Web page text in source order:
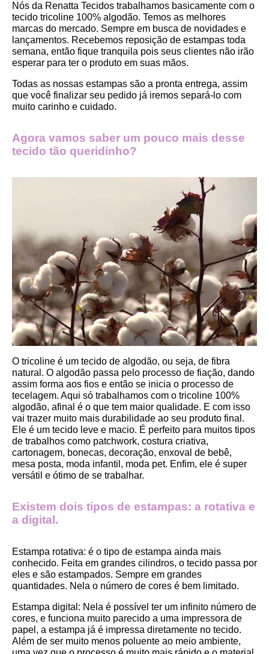
Nós da Renatta Tecidos trabalhamos basicamente com o
tecido tricoline 100% algodão. Temos as melhores
marcas do mercado. Sempre em busca de novidades e
lançamentos. Recebemos reposição de estampas toda
semana, então fique tranquila pois seus clientes não irão
esperar para ter o produto em suas mãos.
Todas as nossas estampas são a pronta entrega, assim
que você finalizar seu pedido já iremos separá-lo com
muito carinho e cuidado.
Agora vamos saber um pouco mais desse
tecido tão queridinho?
O tricoline é um tecido de algodão, ou seja, de fibra
natural. O algodão passa pelo processo de fiação, dando
assim forma aos fios e então se inicia o processo de
tecelagem. Aqui só trabalhamos com o tricoline 100%
algodão, afinal é o que tem maior qualidade. E com isso
vai trazer muito mais durabilidade ao seu produto final.
Ele é um tecido leve e macio. É perfeito para muitos tipos
de trabalhos como patchwork, costura criativa,
cartonagem, bonecas, decoração, enxoval de bebê,
mesa posta, moda infantil, moda pet. Enfim, ele é super
versátil e ótimo de se trabalhar.
Existem dois tipos de estampas: a rotativa e
a digital.
Estampa rotativa: é o tipo de estampa ainda mais
conhecido. Feita em grandes cilindros, o tecido passa por
eles e são estampados. Sempre em grandes
quantidades. Nela o número de cores é bem limitado.
Estampa digital : Nela é possível ter um infinito número de
cores, e funciona muito parecido a uma impressora de
papel, a estampa já é impressa diretamente no tecido.
Além de ser muito menos poluente ao meio ambiente,